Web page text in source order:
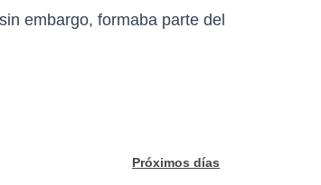
embargo, formaba parte del
Próximos días